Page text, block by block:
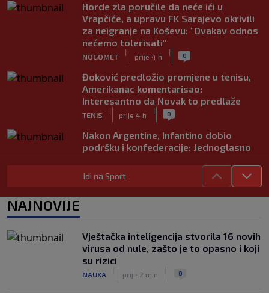
Horde zla poručile da neće ići u
Vrapčiće, a upravu FK Sarajevo okrivili
za neigranje na Koševu: "Ovakav odnos
nećemo tolerisati"
NOGOMET
|
prije 4 h
| 0
Đoković predložio promjene u tenisu,
Amerikanac komentarisao:
Interesantno da Novak to predlaže
TENIS
|
prije 4 h
| 0
Nakon Argentine, Infantino dobio
podršku i konfederacije: Jednoglasno
ponavljamo podršku predsjedniku
NOGOMET
Pravna bitka Luke Dončića i Anamarije
Goltes seli se u Sloveniju: Spominje se
čak 50 miliona dolara
KOŠARKA
|
prije 6 h 0
Idi na Sport
NAJNOVIJE
Vještačka inteligencija stvorila 16 novih
virusa od nule, zašto je to opasno i koji
su rizici
NAUKA prije 2 min 0